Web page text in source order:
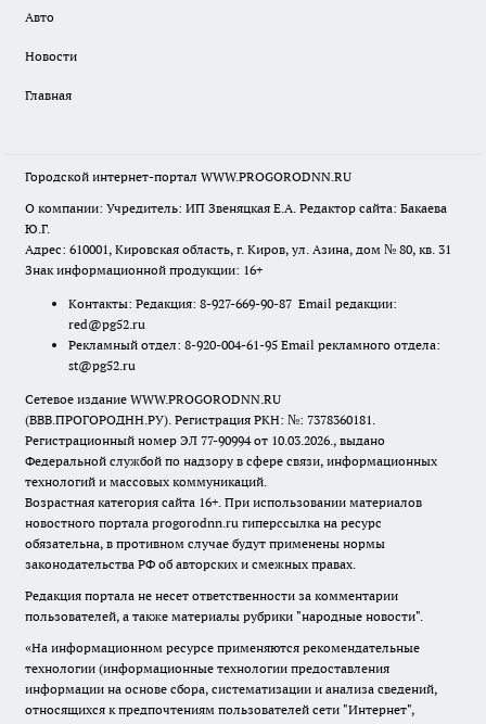
Авто
Новости
Главная
Городской интернет-портал WWW.PROGORODNN.RU
О компании: Учредитель: ИП Звеняцкая Е.А. Редактор сайта: Бакаева
Ю.Г.
Адрес: 610001, Кировская область, г. Киров, ул. Азина, дом № 80, кв. 31
Знак информационной продукции: 16+
Контакты: Редакция: 8-927-669-90-87 Email редакции:
red@pg52.ru
Рекламный отдел: 8-920-004-61-95 Email рекламного отдела:
st@pg52.ru
Сетевое издание WWW.PROGORODNN.RU
(ВВВ.ПРОГОРОДНН.РУ). Регистрация РКН: №: 7378360181.
Регистрационный номер ЭЛ 77-90994 от 10.03.2026., выдано
Федеральной службой по надзору в сфере связи, информационных
технологий и массовых коммуникаций.
Возрастная категория сайта 16+. При использовании материалов
новостного портала progorodnn.ru гиперссылка на ресурс
обязательна, в противном случае будут применены нормы
законодательства РФ об авторских и смежных правах.
Редакция портала не несет ответственности за комментарии
пользователей, а также материалы рубрики "народные новости".
«На информационном ресурсе применяются рекомендательные
технологии (информационные технологии предоставления
информации на основе сбора, систематизации и анализа сведений,
относящихся к предпочтениям пользователей сети "Интернет",